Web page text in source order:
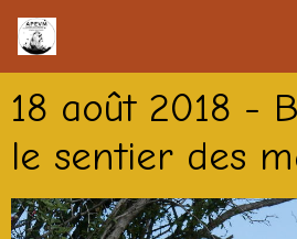
18 août 2018 -
le sentier des